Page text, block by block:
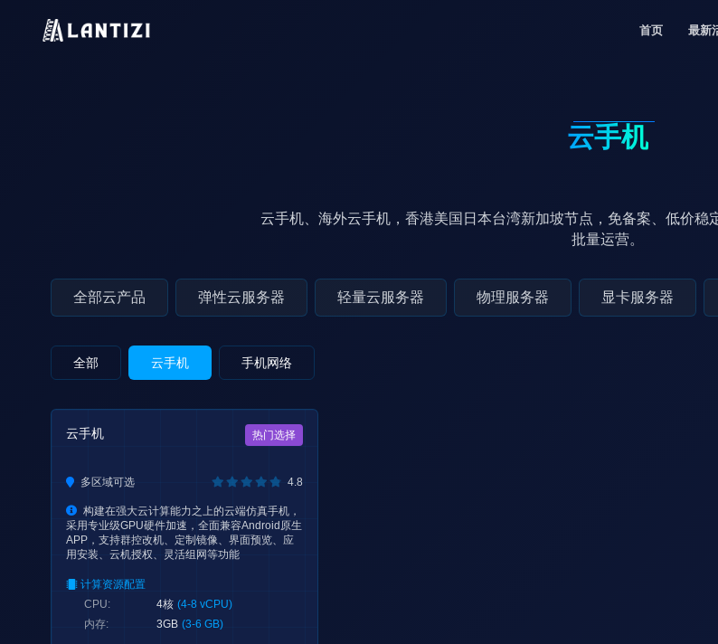
首页 最新
云手机
云手机、海外云手机，香港美国日本台湾新加坡节点，免备案、低价稳
批量运营。
全部云产品 弹性云服务器 轻量云服务器 物理服务器 显卡服务器
全部 云手机 手机网络
云手机 热门选择
多区域可选 4.8
构建在强大云计算能力之上的云端仿真手机，
采用专业级GPU硬件加速，全面兼容Android原生
APP，支持群控改机、定制镜像、界面预览、应
用安装、云机授权、灵活组网等功能
计算资源配置
CPU:
4核 (4-8 vCPU)
内存:
3GB (3-6 GB)